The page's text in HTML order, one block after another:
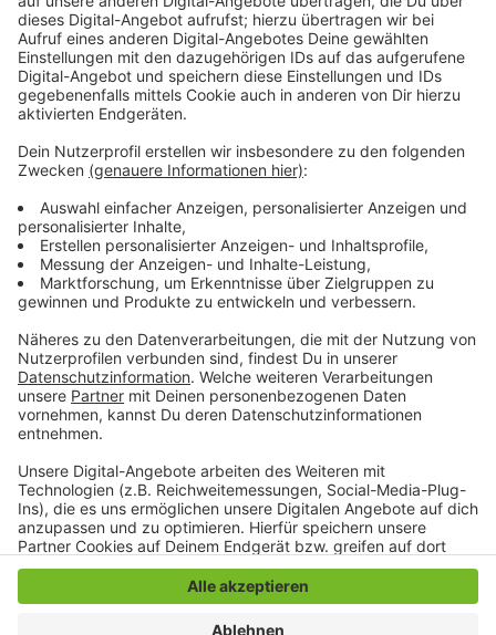
Mitteln ausgegeben. Der weit größere Anteil - rund 28
Millionen Euro - kam dagegen aus verschiedenen
Fördertöpfen von Bund und Land, sowie der EU. Neben
den Projekten im öffentlichen Raum wurden bei
'soziale Stadt Rheydt' seit 2010 aber auch etliche
private Projekte mitfinanziert - zur Aufwertung von
Immobilien über das "Hof- und Fassaden-Programm."
Bei der Feier Anfang Mai gibt es neben dem
Wochenmarkt auch ein großes Programm für Kinder
und Erwachsene.
Übersicht: www.moenchengladbach.de/de/qm-rheydt
Anzeige
Anzeige